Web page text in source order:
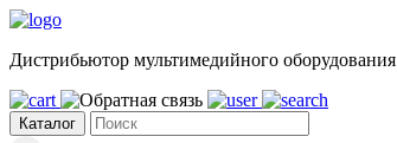
Дистрибьютор мультимедийного оборудования
Каталог